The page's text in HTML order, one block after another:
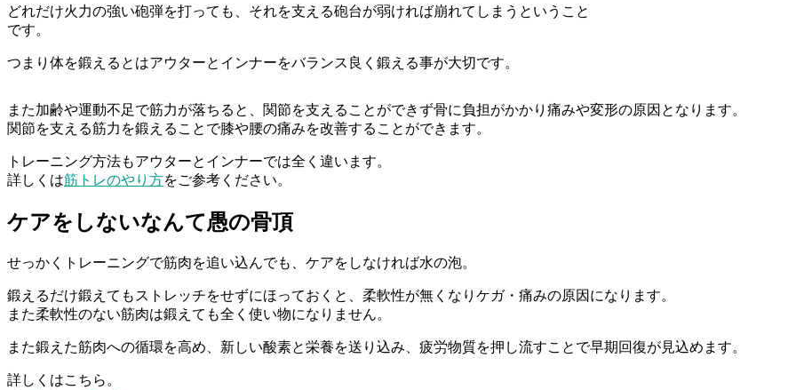
どれだけ火力の強い砲弾を打っても、それを支える砲台が弱ければ崩れてしまうということ
です。
つまり体を鍛えるとはアウターとインナーをバランス良く鍛える事が大切です。
また加齢や運動不足で筋力が落ちると、関節を支えることができず骨に負担がかかり痛みや変形の原因となります。
関節を支える筋力を鍛えることで膝や腰の痛みを改善することができます。
トレーニング方法もアウターとインナーでは全く違います。
詳しくは筋トレのやり方をご参考ください。
ケアをしないなんて愚の骨頂
せっかくトレーニングで筋肉を追い込んでも、ケアをしなければ水の泡。
鍛えるだけ鍛えてもストレッチをせずにほっておくと、柔軟性が無くなりケガ・痛みの原因になります。
また柔軟性のない筋肉は鍛えても全く使い物になりません。
また鍛えた筋肉への循環を高め、新しい酸素と栄養を送り込み、疲労物質を押し流すことで早期回復が見込めます。
詳しくはこちら。